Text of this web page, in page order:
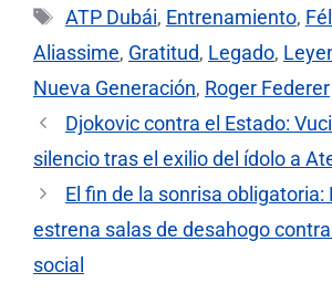
Etiquetas
ATP Dubái, Entrenamiento,
Aliassime, Gratitud, Legado,
Nueva Generación, Roger Federer
Djokovic contra el Estado:
silencio tras el exilio del ídolo a
El fin de la sonrisa obligatoria:
estrena salas de desahogo
social